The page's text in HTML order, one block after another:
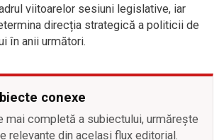
viitoarelor sesiuni legislative, iar
direcția strategică a politicii de
în anii următori.
conexe
mai completă a subiectului, urmărește
relevante din același flux editorial.